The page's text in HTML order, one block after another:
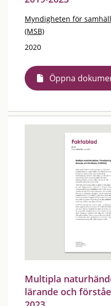
Myndigheten för
(MSB)
2020
Öppna
Multipla
lärande och